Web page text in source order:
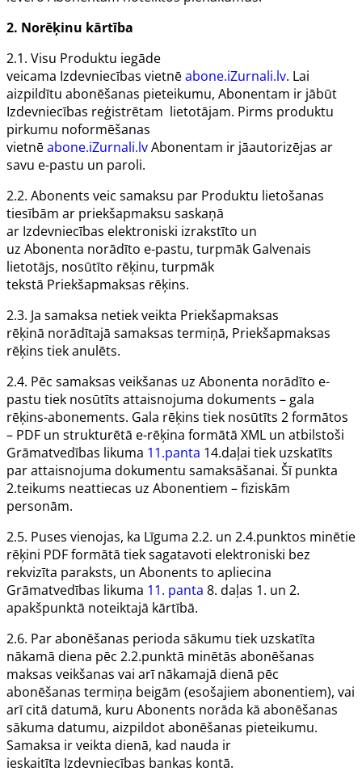
2. Norēķinu kārtība
2.1. Visu Produktu iegāde
veicama Izdevniecības vietnēabone.iZurnali.lv. Lai
aizpildītu abonēšanas pieteikumu, Abonentam ir jābūt
Izdevniecības reģistrētam lietotājam. Pirms produktu
pirkumu noformēšanas
vietnēabone.iZurnali.lvAbonentam ir jāautorizējas ar
savu e-pastu un paroli.
2.2. Abonents veic samaksu par Produktu lietošanas
tiesībām ar priekšapmaksu saskaņā
ar Izdevniecības elektroniski izrakstīto un
uz Abonenta norādīto e-pastu, turpmāk Galvenais
lietotājs, nosūtīto rēķinu, turpmāk
tekstā Priekšapmaksas rēķins.
2.3. Ja samaksa netiek veikta Priekšapmaksas
rēķinā norādītajā samaksas termiņā, Priekšapmaksas
rēķins tiek anulēts.
2.4. Pēc samaksas veikšanas uz Abonenta norādīto e-
pastu tiek nosūtīts attaisnojuma dokuments – gala
rēķins-abonements. Gala rēķins tiek nosūtīts 2 formātos
– PDF un strukturētā e-rēķina formātā XML un atbilstoši
Grāmatvedības likuma 11.panta 14.daļai tiek uzskatīts
par attaisnojuma dokumentu samaksāšanai. Šī punkta
2.teikums neattiecas uz Abonentiem – fiziskām
personām.
2.5. Puses vienojas, ka Līguma 2.2. un 2.4.punktos minētie
rēķini PDF formātā tiek sagatavoti elektroniski bez
rekvizīta paraksts, un Abonents to apliecina
Grāmatvedības likuma 11. panta 8. daļas 1. un 2.
apakšpunktā noteiktajā kārtībā.
2.6. Par abonēšanas perioda sākumu tiek uzskatīta
nākamā diena pēc 2.2.punktā minētās abonēšanas
maksas veikšanas vai arī nākamajā dienā pēc
abonēšanas termiņa beigām (esošajiem abonentiem), vai
arī citā datumā, kuru Abonents norāda kā abonēšanas
sākuma datumu, aizpildot abonēšanas pieteikumu.
Samaksa ir veikta dienā, kad nauda ir
ieskaitīta Izdevniecības bankas kontā.